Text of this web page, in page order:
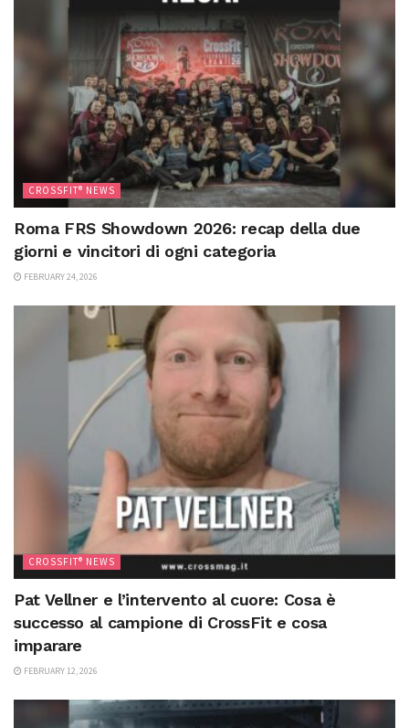
CROSSFIT® NEWS
Roma FRS Showdown 2026: recap della due
giorni e vincitori di ogni categoria
FEBRUARY 24, 2026
CROSSFIT® NEWS
Pat Vellner e l’intervento al cuore: Cosa è
successo al campione di CrossFit e cosa
imparare
FEBRUARY 12, 2026